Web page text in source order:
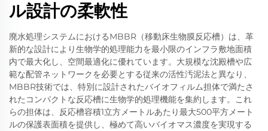
ル設計の柔軟性
廃水処理システムにおけるMBBR（移動床生物膜反応槽）は、革
新的な設計により生物学的処理能力を最小限のインフラ敷地面積
内で最大化し、空間最適化に優れています。大規模な沈殿槽や広
範な配管ネットワークを必要とする従来の活性汚泥法と異なり、
MBBR技術では、特別に設計されたバイオフィルム担体で満たさ
れたコンパクトな反応槽に生物学的処理機能を集約します。これ
らの担体は、反応槽容積1立方メートルあたり最大500平方メート
ルの保護表面積を提供し、極めて高いバイオマス濃度を実現する